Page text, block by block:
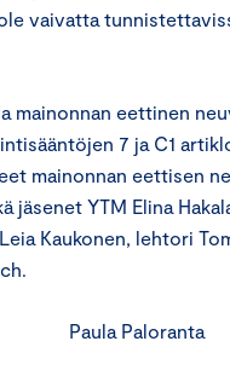
vaivatta
mainonnan eettinen
7 ja C1
mainonnan eettisen
jäsenet YTM Elina
Kaukonen, lehtori
Paloranta